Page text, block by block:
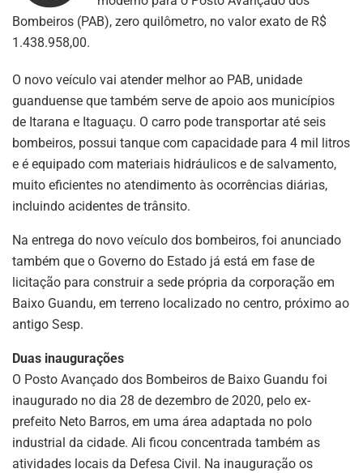
Bombeiros (PAB), zero quilômetro, no valor exato de R$
1.438.958,00.
O novo veículo vai atender melhor ao PAB, unidade
guanduense que também serve de apoio aos municípios
de Itarana e Itaguaçu. O carro pode transportar até seis
bombeiros, possui tanque com capacidade para 4 mil litros
e é equipado com materiais hidráulicos e de salvamento,
muito eficientes no atendimento às ocorrências diárias,
incluindo acidentes de trânsito.
Na entrega do novo veículo dos bombeiros, foi anunciado
também que o Governo do Estado já está em fase de
licitação para construir a sede própria da corporação em
Baixo Guandu, em terreno localizado no centro, próximo ao
antigo Sesp.
Duas inaugurações
O Posto Avançado dos Bombeiros de Baixo Guandu foi
inaugurado no dia 28 de dezembro de 2020, pelo ex-
prefeito Neto Barros, em uma área adaptada no polo
industrial da cidade. Ali ficou concentrada também as
atividades locais da Defesa Civil. Na inauguração os